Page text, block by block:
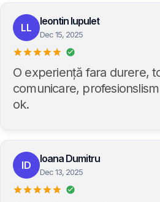
LL
leontin lupulet
Dec 15, 2025
O experiență fara durere,
comunicare,
ok.
ID
Ioana Dumitru
Dec 13, 2025